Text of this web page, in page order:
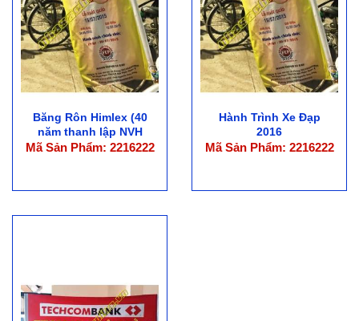
Băng Rôn Himlex (40
năm thanh lập NVH
Thanh Niên)
Mã Sản Phẩm: 2216222
Hành Trình Xe Đạp
2016
Mã Sản Phẩm: 2216222